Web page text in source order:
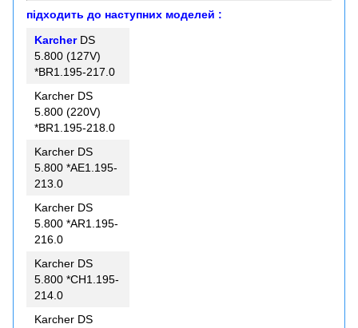
підходить до наступних моделей :
KarcherDS
5.800 (127V)
*BR1.195-217.0
Karcher DS
5.800 (220V)
*BR1.195-218.0
Karcher DS
5.800 *AE1.195-
213.0
Karcher DS
5.800 *AR1.195-
216.0
Karcher DS
5.800 *CH1.195-
214.0
Karcher DS